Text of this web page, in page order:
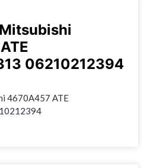
06210212394
4670A457 ATE